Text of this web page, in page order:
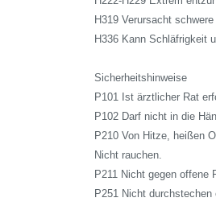
H319 Verursacht
H336 Kann Schläfrigkeit
Sicherheitshinweise
P101 Ist ärztlicher Rat
P102 Darf nicht in die
P210 Von Hitze, heißen
Nicht rauchen.
P211 Nicht gegen offene
P251 Nicht